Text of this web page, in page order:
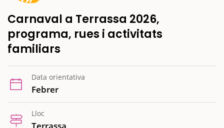
Carnaval a Terrassa 2026,
programa, rues i activitats
familiars
Data orientativa
Febrer
Lloc
Terrassa